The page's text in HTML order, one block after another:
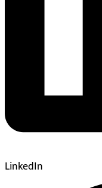
LinkedIn